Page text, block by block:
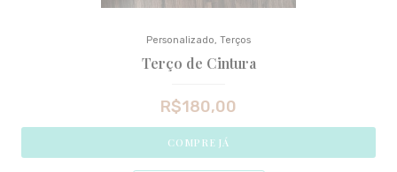
Personalizado, Terços
Terço de Cintura
R$180,00
COMPRE JÁ